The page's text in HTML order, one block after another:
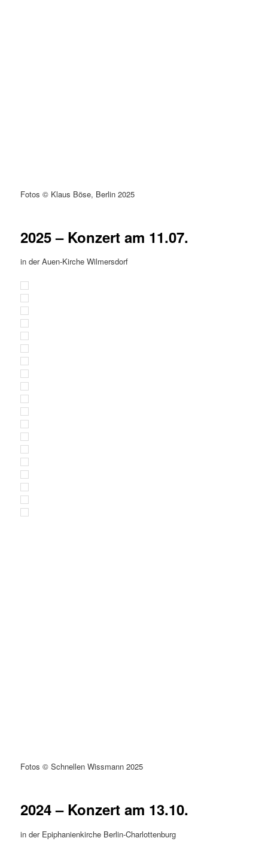
Fotos © Klaus Böse, Berlin 2025
2025 – Konzert am 11.07.
in der Auen-Kirche Wilmersdorf
Fotos © Schnellen Wissmann 2025
2024 – Konzert am 13.10.
in der Epiphanienkirche Berlin-Charlottenburg